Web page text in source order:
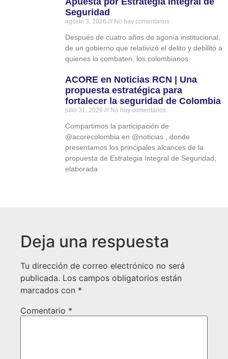
Seguridad
agosto 3, 2026 No hay comentarios
Después de cuatro años de agonía institucional,
de un gobierno que relativizó el delito y debilitó a
quienes lo combaten, los colombianos
ACORE en Noticias RCN | Una
propuesta estratégica para
fortalecer la seguridad de Colombia
julio 31, 2026 No hay comentarios
Compartimos la participación de
‪@acorecolombia‬ en ‪@noticias‬ , donde
presentamos los principales alcances de la
propuesta de Estrategia Integral de Seguridad,
elaborada
Deja una respuesta
Tu dirección de correo electrónico no será
publicada. Los campos obligatorios están
marcados con *
Comentario *